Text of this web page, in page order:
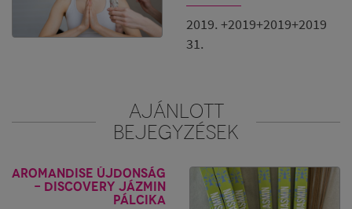
2019. +2019+2019+2019
31.
AJÁNLOTT
BEJEGYZÉSEK
Aromandise újdonság
- Discovery jázmin
pálcika